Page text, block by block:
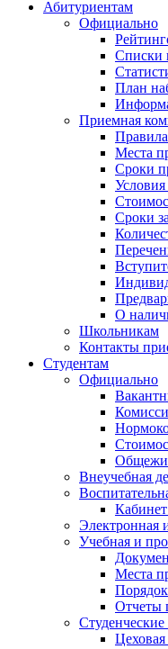
Абитуриентам
Официально
Списки
План
Приемная
Места
Сроки
Сроки
О
Школьникам
Контакты
Студентам
Официально
Внеучебная
Электронная
Учебная и
Места
Отчеты